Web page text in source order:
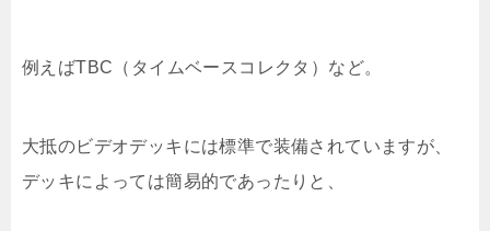
例えばTBC（タイムベースコレクタ）など。
大抵のビデオデッキには標準で装備されていますが、
デッキによっては簡易的であったりと、